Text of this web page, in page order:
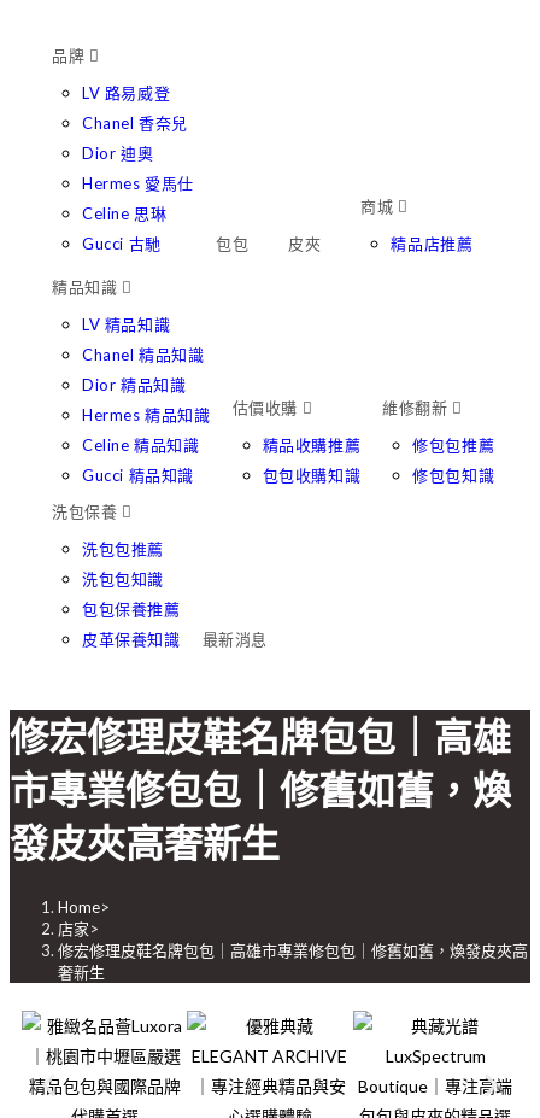
品牌
LV 路易威登
Chanel 香奈兒
Dior 迪奧
Hermes 愛馬仕
Celine 思琳
Gucci 古馳
包包 皮夾
商城
精品店推薦
精品知識
LV 精品知識
Chanel 精品知識
Dior 精品知識
Hermes 精品知識
Celine 精品知識
Gucci 精品知識
估價收購
精品收購推薦
包包收購知識
維修翻新
修包包推薦
修包包知識
洗包保養
洗包包推薦
洗包包知識
包包保養推薦
皮革保養知識
最新消息
修宏修理皮鞋名牌包包｜高雄
市專業修包包｜修舊如舊，煥
發皮夾高奢新生
Home>
店家>
修宏修理皮鞋名牌包包｜高雄市專業修包包｜修舊如舊，煥發皮夾高
奢新生